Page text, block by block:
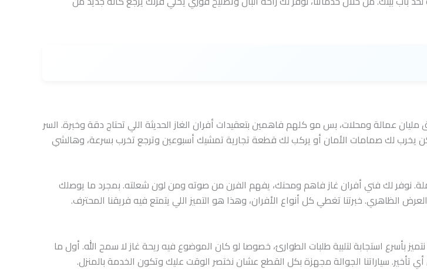
عمالة ومحلات، بس مو كلهم فاهمين بتعقيدات أفران الغاز الحديثة اللي تحتاج دقة وخبرة. السر
يخرب لك صمامات الأمان أو يركب لك قطعة تجارية تمشيك أسبوعين وترجع تخرب بسرعة، وهالشي
نوفر لك فني أفران غاز فاهم ومحنك، يفهم الفرن من صوته ومن لون شعلته. بمجرد ما يوصلك
خبرتنا تغطي كل أنواع الأفران، وهذا هو التميز اللي يتمتع فيه فريقنا المحترف.
بأسرع استجابة لتلبية طلبات الطوارئ، خصوصا لو كان الموضوع فيه ريحة غاز لا سمح الله. أول ما
تأخير. سياراتنا الجوالة مجهزة بكل القطع عشان نختصر الوقت عليك وتكون الخدمة بالمنزل.